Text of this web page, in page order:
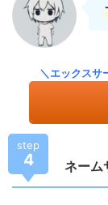
＼エックスサ
step
4 ネーム